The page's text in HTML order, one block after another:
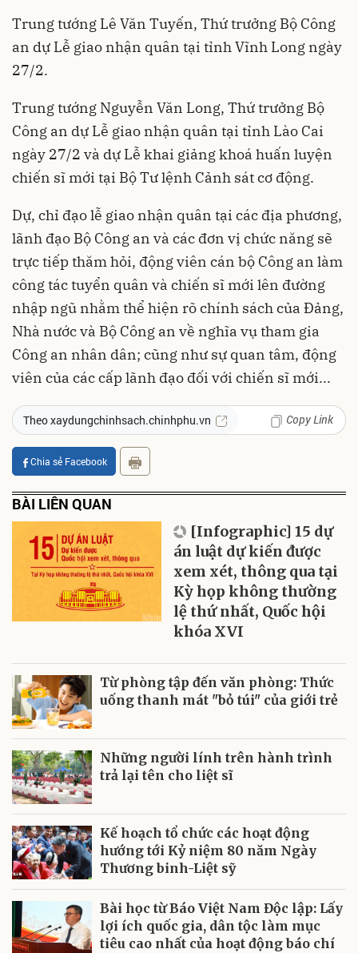
Trung tướng Lê Văn Tuyến, Thứ trưởng Bộ Công
an dự Lễ giao nhận quân tại tỉnh Vĩnh Long ngày
27/2.
Trung tướng Nguyễn Văn Long, Thứ trưởng Bộ
Công an dự Lễ giao nhận quân tại tỉnh Lào Cai
ngày 27/2 và dự Lễ khai giảng khoá huấn luyện
chiến sĩ mới tại Bộ Tư lệnh Cảnh sát cơ động.
Dự, chỉ đạo lễ giao nhận quân tại các địa phương,
lãnh đạo Bộ Công an và các đơn vị chức năng sẽ
trực tiếp thăm hỏi, động viên cán bộ Công an làm
công tác tuyển quân và chiến sĩ mới lên đường
nhập ngũ nhằm thể hiện rõ chính sách của Đảng,
Nhà nước và Bộ Công an về nghĩa vụ tham gia
Công an nhân dân; cũng như sự quan tâm, động
viên của các cấp lãnh đạo đối với chiến sĩ mới...
Theo xaydungchinhsach.chinhphu.vn Copy Link
Chia sẻ Facebook
BÀI LIÊN QUAN
[Infographic] 15 dự
án luật dự kiến được
xem xét, thông qua tại
Kỳ họp không thường
lệ thứ nhất, Quốc hội
khóa XVI
Từ phòng tập đến văn phòng: Thức
uống thanh mát "bỏ túi" của giới trẻ
Những người lính trên hành trình
trả lại tên cho liệt sĩ
Kế hoạch tổ chức các hoạt động
hướng tới Kỷ niệm 80 năm Ngày
Thương binh-Liệt sỹ
Bài học từ Báo Việt Nam Độc lập: Lấy
lợi ích quốc gia, dân tộc làm mục
tiêu cao nhất của hoạt động báo chí